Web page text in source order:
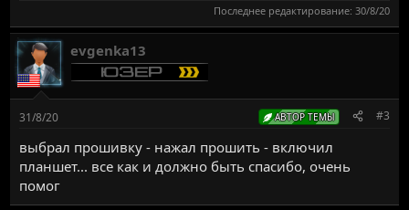
Последнее редактирование: 30/8/20
evgenka13
31/8/20 АВТОР ТЕМЫ #3
выбрал прошивку - нажал прошить - включил
планшет... все как и должно быть спасибо, очень
помог